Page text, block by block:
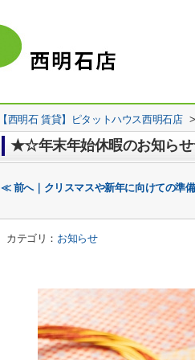
【西明石 賃貸】ピタットハウス西明石店 >
★☆年末年始休暇のお知ら
≪ 前へ｜クリスマスや新年に向けての準
カテゴリ： お知らせ